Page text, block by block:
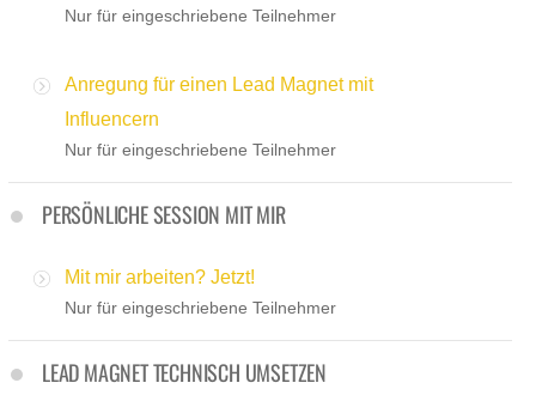
Nur für eingeschriebene Teilnehmer
Anregung für einen Lead Magnet mit
Influencern
Nur für eingeschriebene Teilnehmer
PERSÖNLICHE SESSION MIT MIR
Mit mir arbeiten? Jetzt!
Nur für eingeschriebene Teilnehmer
LEAD MAGNET TECHNISCH UMSETZEN